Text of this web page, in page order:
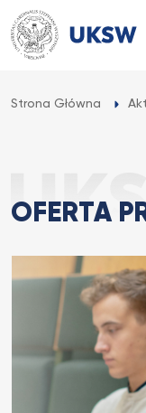
Przejdź
do
treści
Strona Główna
OFERTA